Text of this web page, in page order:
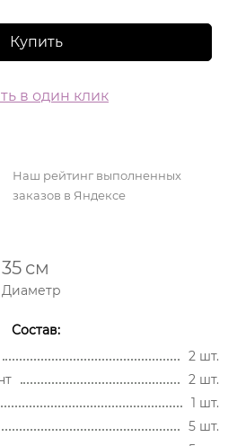
Купить
в один клик
Наш рейтинг выполненных
заказов в Яндексе
35 см
Диаметр
Состав:
2 шт.
2 шт.
1 шт.
5 шт.